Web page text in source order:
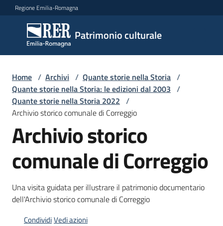
Vai al contenuto
Vai alla navigazione
Vai al footer
Regione Emilia-Romagna
Patrimonio culturale
Patrimonio
culturale
Argomenti
Novità
Servizi
Leggi
Atti
Bandi
Home / Archivi / Quante storie nella Storia /
Quante storie nella Storia: le edizioni dal 2003 /
Quante storie nella Storia 2022 /
Archivio storico comunale di Correggio
Archivio storico
comunale di Correggio
Una visita guidata per illustrare il patrimonio documentario
dell'Archivio storico comunale di Correggio
CondividiVedi azioni